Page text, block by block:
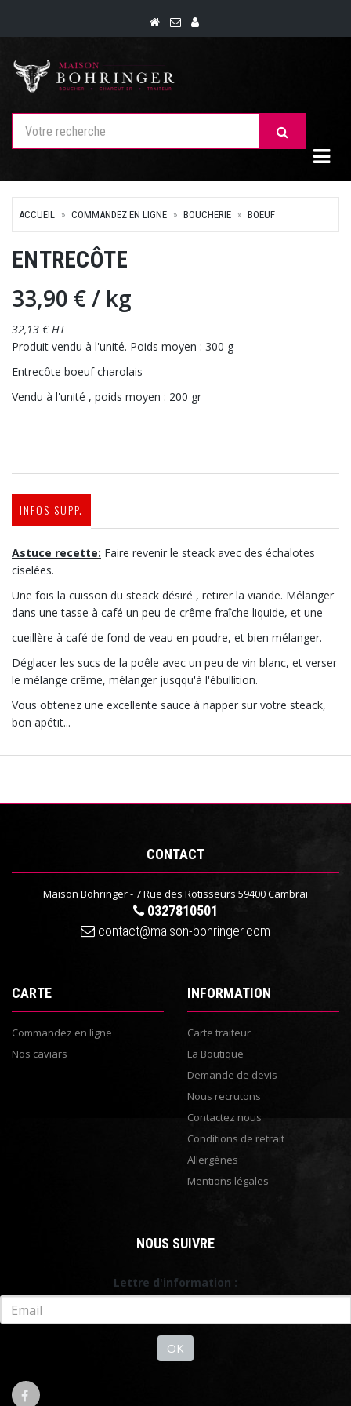
ACCUEIL COMMANDEZ EN LIGNE BOUCHERIE BOEUF
ENTRECÔTE
33,90 €/ kg
32,13 € HT
Produit vendu à l'unité. Poids moyen : 300 g
Entrecôte boeuf charolais
Vendu à l'unité , poids moyen : 200 gr
INFOS SUPP.
Astuce recette: Faire revenir le steack avec des échalotes
ciselées.
Une fois la cuisson du steack désiré , retirer la viande. Mélanger
dans une tasse à café un peu de crême fraîche liquide, et une
cueillère à café de fond de veau en poudre, et bien mélanger.
Déglacer les sucs de la poêle avec un peu de vin blanc, et verser
le mélange crême, mélanger jusqqu'à l'ébullition.
Vous obtenez une excellente sauce à napper sur votre steack,
bon apétit...
CONTACT
Maison Bohringer - 7 Rue des Rotisseurs 59400 Cambrai
0327810501
contact@maison-bohringer.com
CARTE
Commandez en ligne
Nos caviars
INFORMATION
Carte traiteur
La Boutique
Demande de devis
Nous recrutons
Contactez nous
Conditions de retrait
Allergènes
Mentions légales
NOUS SUIVRE
Lettre d'information :
OK